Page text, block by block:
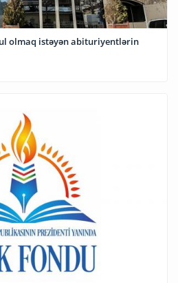
olmaq istəyən abituriyentlərin